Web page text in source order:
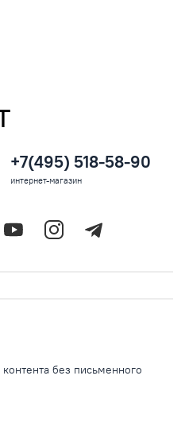
+7(495) 518-58-90
интернет-магазин
без письменного